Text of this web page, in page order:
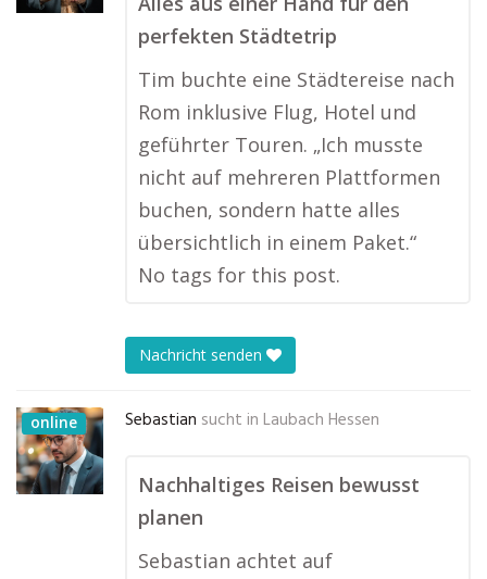
perfekten Städtetrip
Tim buchte eine Städtereise nach
Rom inklusive Flug, Hotel und
geführter Touren. „Ich musste
nicht auf mehreren Plattformen
buchen, sondern hatte alles
übersichtlich in einem Paket.“
No tags for this post.
Nachricht senden
online Sebastian sucht in Laubach Hessen
Nachhaltiges Reisen bewusst
planen
Sebastian achtet auf